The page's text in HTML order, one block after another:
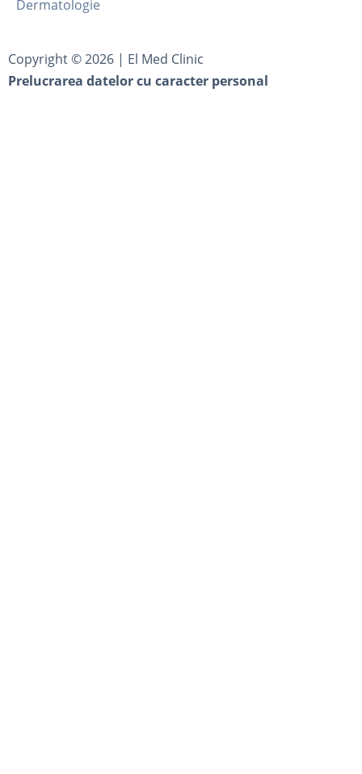
Dermatologie
Copyright ©2026 | El Med Clinic
Prelucrarea datelor cu caracter personal